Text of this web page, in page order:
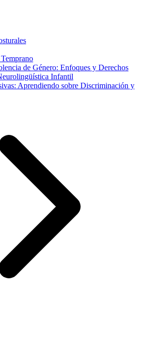
de Género: Enfoques y Derechos
Infantil
Aprendiendo sobre Discriminación y